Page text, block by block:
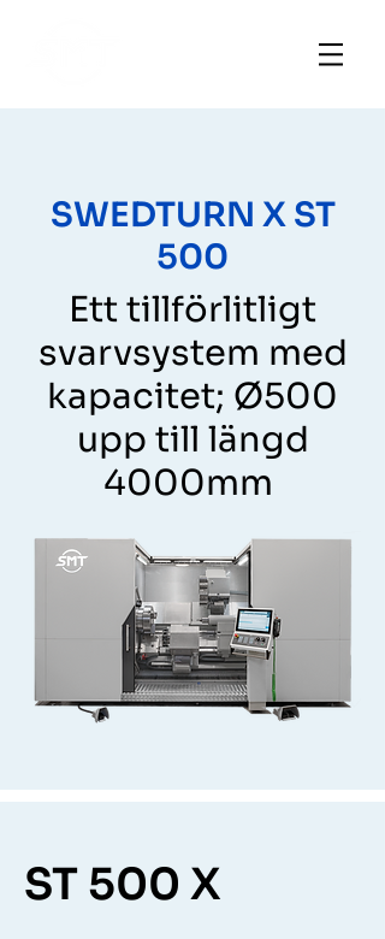
SWEDTURN X ST
500
Ett tillförlitligt
svarvsystem med
kapacitet; Ø500
upp till längd
4000mm
​​​ST 500 X